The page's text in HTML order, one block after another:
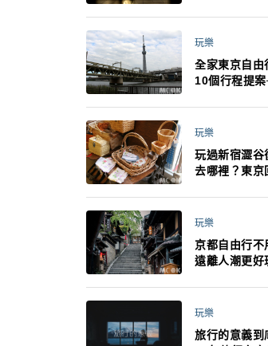
最高還罰百萬
玩樂
全家東京自由
10個行程提
法！
玩樂
玩過新宿澀谷
去哪裡？東京
玩樂
京都自由行不
遠離人潮更好
玩樂
旅行的意義到